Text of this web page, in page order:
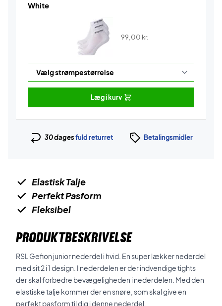
White
99,00 kr.
Læg i kurv
30 dagesfuld returret Betalingsmidler
Elastisk Talje
Perfekt Pasform
Fleksibel
PRODUKTBESKRIVELSE
RSL Gefion junior nederdel i hvid. En super lækker nederdel
med sit 2 i 1 design. I nederdelen er der indvendige tights
der skal forbedre bevægeligheden i nederdelen. Med den
elastiske talje kommer der en snøre, som skal give en
perfekt pasform til dig i denne nederdel.